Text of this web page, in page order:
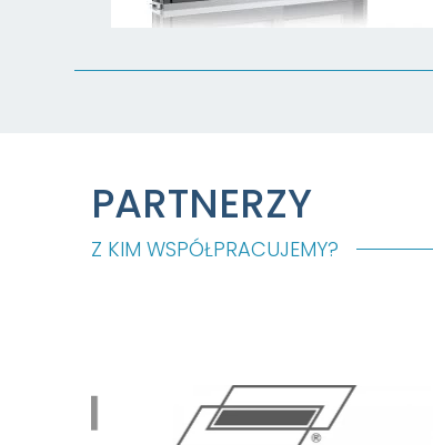
PARTNERZY
Z KIM WSPÓŁPRACUJEMY?